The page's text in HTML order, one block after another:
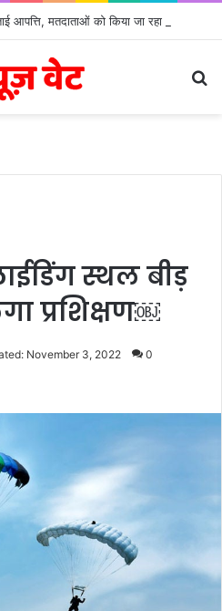
स्थल बीड़
प्रशिक्षण￼
November 3, 2022 0